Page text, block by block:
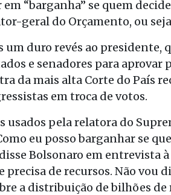
em “barganha” se quem
geral do Orçamento, ou
um duro revés ao
e senadores para aprovar
da mais alta Corte do País
em troca de votos.
usados pela relatora do
eu posso barganhar se
Bolsonaro em entrevista
precisa de recursos. Não vou
a distribuição de bilhões